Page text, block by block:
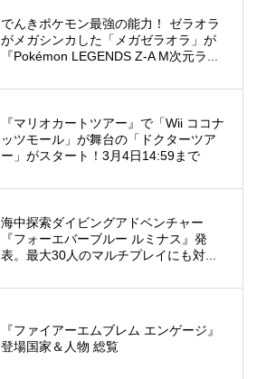
でんきポケモン最強の能力！ ゼラオラ
がメガシンカした「メガゼラオラ」が
『Pokémon LEGENDS Z-A M次元ラ...
『マリオカートツアー』で「Wii ココナ
ッツモール」が舞台の「ドクターツア
ー」がスタート！3月4日14:59まで
海中探索ダイビングアドベンチャー
『フォーエバーブルー ルミナス』発
表。最大30人のマルチプレイにも対...
『ファイアーエムブレム エンゲージ』
登場国家＆人物 総覧